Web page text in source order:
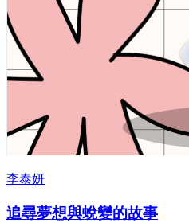
李泰妍
追尋夢想與蛻變的故事